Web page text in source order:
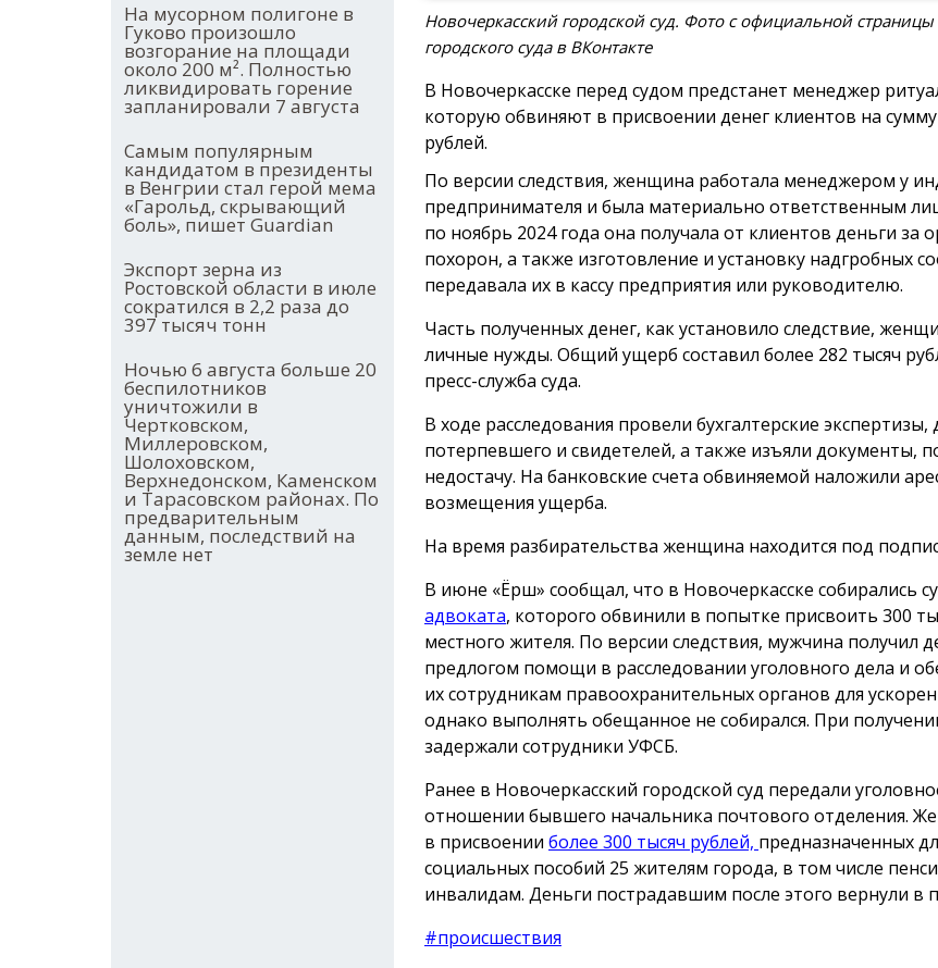
На мусорном полигоне в
Гуково произошло
возгорание на площади
около 200 м². Полностью
ликвидировать горение
запланировали 7 августа
Самым популярным
кандидатом в президенты
в Венгрии стал герой мема
«Гарольд, скрывающий
боль», пишет Guardian
Экспорт зерна из
Ростовской области в июле
сократился в 2,2 раза до
397 тысяч тонн
Ночью 6 августа больше 20
беспилотников
уничтожили в
Чертковском,
Миллеровском,
Шолоховском,
Верхнедонском, Каменском
и Тарасовском районах. По
предварительным
данным, последствий на
земле нет
Новочеркасский городской суд. Фото с официальной страницы
городского суда в ВКонтакте
В Новочеркасске перед судом предстанет менеджер
которую обвиняют в присвоении денег клиентов на сумму
рублей.
По версии следствия, женщина работала менеджером у
предпринимателя и была материально ответственным
по ноябрь 2024 года она получала от клиентов деньги за
похорон, а также изготовление и установку надгробных
передавала их в кассу предприятия или руководителю.
Часть полученных денег, как установило следствие,
личные нужды. Общий ущерб составил более 282 тысяч
пресс-служба суда.
В ходе расследования провели бухгалтерские экспертизы,
потерпевшего и свидетелей, а также изъяли документы,
недостачу. На банковские счета обвиняемой наложили
возмещения ущерба.
На время разбирательства женщина находится под
В июне «Ёрш» сообщал, что в Новочеркасске собирались
адвоката, которого обвинили в попытке присвоить 300
местного жителя. По версии следствия, мужчина получил
предлогом помощи в расследовании уголовного дела и
их сотрудникам правоохранительных органов для
однако выполнять обещанное не собирался. При
задержали сотрудники УФСБ.
Ранее в Новочеркасский городской суд передали
отношении бывшего начальника почтового отделения.
в присвоении более 300 тысяч рублей, предназначенных
социальных пособий 25 жителям города, в том числе
инвалидам. Деньги пострадавшим после этого вернули в
#происшествия